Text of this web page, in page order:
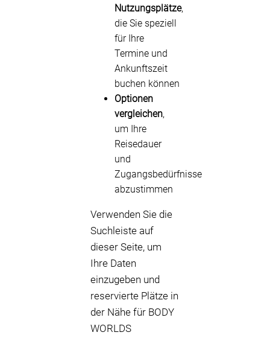
Nutzungsplätze,
die Sie speziell
für Ihre
Termine und
Ankunftszeit
buchen können
Optionen
vergleichen,
um Ihre
Reisedauer
und
Zugangsbedürfnisse
abzustimmen
Verwenden Sie die
Suchleiste auf
dieser Seite, um
Ihre Daten
einzugeben und
reservierte Plätze in
der Nähe für BODY
WORLDS